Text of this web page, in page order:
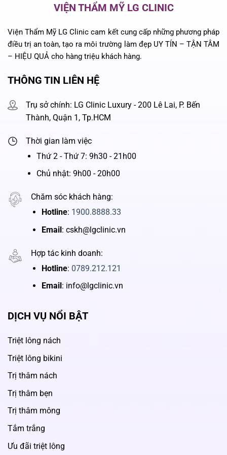
VIỆN THẨM MỸ LG CLINIC
Viện Thẩm Mỹ LG Clinic cam kết cung cấp những phương pháp
điều trị an toàn, tạo ra môi trường làm đẹp UY TÍN – TẬN TÂM
– HIỆU QUẢ cho hàng triệu khách hàng.
THÔNG TIN LIÊN HỆ
Trụ sở chính: LG Clinic Luxury - 200 Lê Lai, P. Bến
Thành, Quận 1, Tp.HCM
Thời gian làm việc
Thứ 2 - Thứ 7: 9h30 - 21h00
Chủ nhật: 9h00 - 20h00
Chăm sóc khách hàng:
Hotline: 1900.8888.33
Email: cskh@lgclinic.vn
Hợp tác kinh doanh:
Hotline: 0789.212.121
Email : info@lgclinic.vn
DỊCH VỤ NỔI BẬT
Triệt lông nách
Triệt lông bikini
Trị thâm nách
Trị thâm bẹn
Trị thâm mông
Tắm trắng
Ưu đãi triệt lông